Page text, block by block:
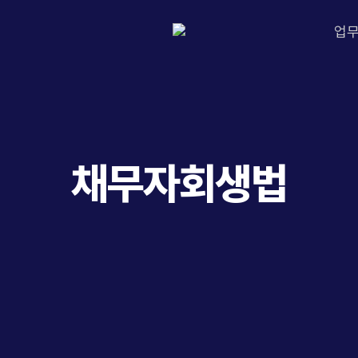
업
채무자회생법